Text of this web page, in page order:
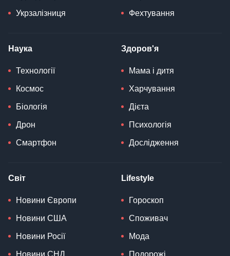
Укрзалізниця Фехтування
Наука
Технології
Космос
Біологія
Дрон
Смартфон
Здоров'я
Мама і дитя
Харчування
Дієта
Психологія
Дослідження
Світ
Новини Європи
Новини США
Новини Росії
Новини СНД
Lifestyle
Гороскоп
Споживач
Мода
Подорожі